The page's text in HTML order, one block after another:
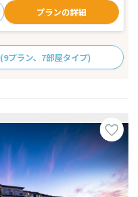
プランの詳細
(9プラン、7部屋タイプ)